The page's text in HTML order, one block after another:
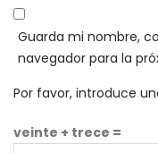
Guarda mi nombre,
navegador para la
Por favor, introduce
veinte + trece =